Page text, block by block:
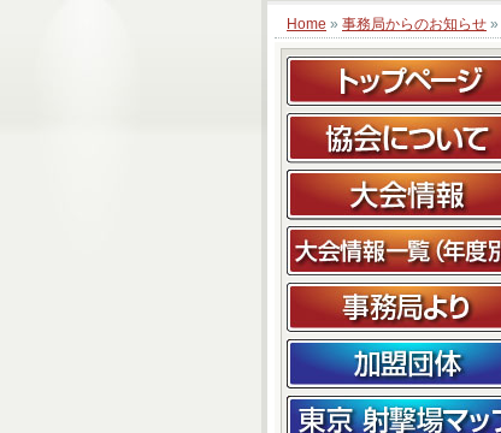
Home » 事務局からのお知らせ »